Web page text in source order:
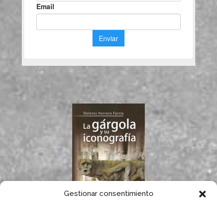
Gestionar consentimiento